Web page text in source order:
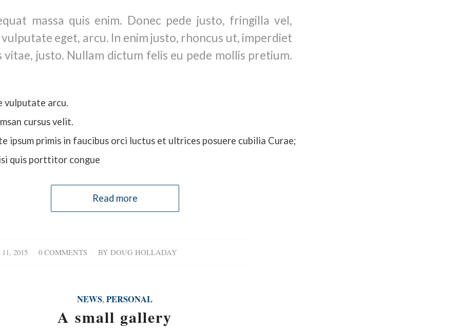
massa quis enim. Donec pede justo, fringilla vel,
eget, arcu. In enim justo, rhoncus ut, imperdiet
vitae, justo. Nullam dictum felis eu pede mollis pretium.
vulputate arcu.
cursus velit.
ipsum primis in faucibus orci luctus et ultrices posuere cubilia Curae;
quis porttitor congue
Read more
2015 0 COMMENTS
/ BY DOUG HOLLADAY
NEWS,PERSONAL
A small gallery